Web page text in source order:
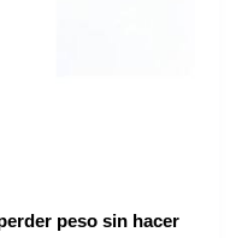
peso sin hacer